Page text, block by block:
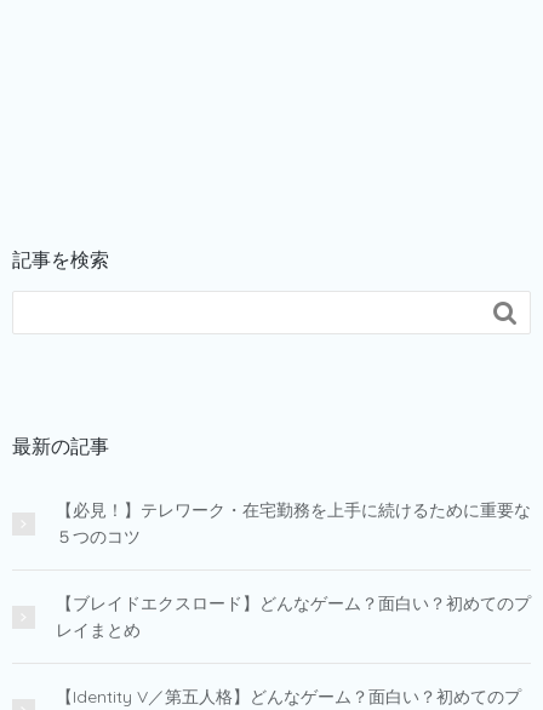
記事を検索

最新の記事
【必見！】テレワーク・在宅勤務を上手に続けるために重要な
５つのコツ
【ブレイドエクスロード】どんなゲーム？面白い？初めてのプ
レイまとめ
【Identity V／第五人格】どんなゲーム？面白い？初めてのプ